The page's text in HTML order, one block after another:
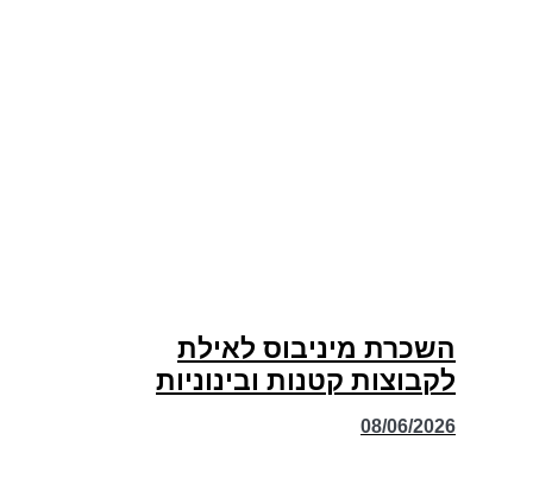
השכרת מיניבוס לאילת
לקבוצות קטנות ובינוניות
08/06/2026